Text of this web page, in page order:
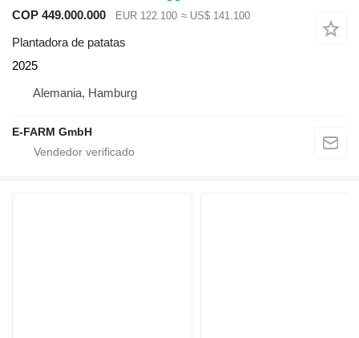
COP 449.000.000
EUR 122.100 ≈ US$ 141.100
Plantadora de patatas
2025
Alemania, Hamburg
E-FARM GmbH